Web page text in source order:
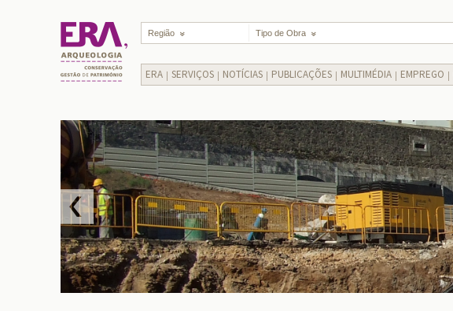
Região Tipo de Obra
ERA SERVIÇOS NOTÍCIAS PUBLICAÇÕES MULTIMÉDIA EMPREGO